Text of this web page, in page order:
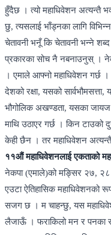
हुँदैछ । त्यो महाधिवेशन अत्यन्तै
छु, त्यसलाई भाँड्नका लागि
चेतावनी भनूँ कि चेतावनी भन्ने
प्रकारका सोच नै नबनाउनुस् ।
। एमाले आफ्नो महाधिवेशन गर्छ
देशको रक्षा, यसको
भौगोलिक अखण्डता, यसका जायज
माथि उठाएर गर्छ । किन टाउको
केही छैन । तर महाधिवेशन
११औं महाधिवेशनलाई एकताको
नेकपा (एमाले)को मङ्सिर २७,
एउटा ऐतिहासिक महाधिवेशनको
सजग छ । म चाहन्छु, यस
लैजाऊँ । फराकिलो मन र पनका